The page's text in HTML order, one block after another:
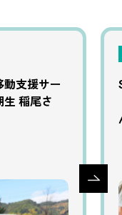
動支援サー
生 稲尾さ